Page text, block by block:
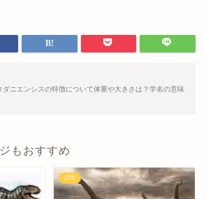
ダニエンシスの特徴について体重や大きさは？学名の意味
もおすすめ
恐竜